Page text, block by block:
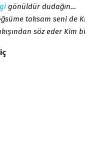
gönüldür dudağın…
taksam seni de
söz eder Kim